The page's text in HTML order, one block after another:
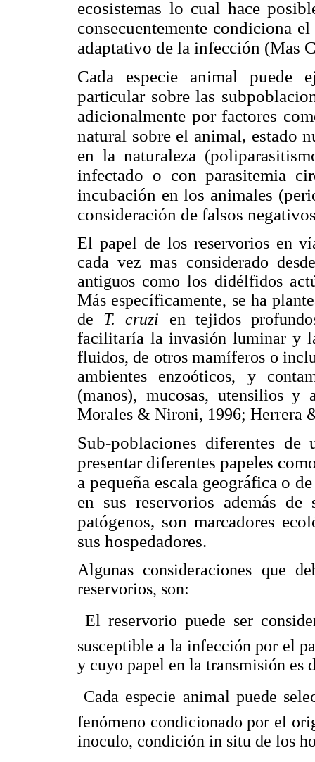
ecosistemas lo cual hace
consecuentemente condiciona
adaptativo de la infección (Mas
Cada especie animal puede
particular sobre las
adicionalmente por factores
natural sobre el animal, estado
en la naturaleza
infectado o con parasitemia
incubación en los animales
consideración de falsos
El papel de los reservorios en
cada vez mas considerado
antiguos como los didélfidos
Más específicamente, se ha
de T. cruzi en tejidos
facilitaría la invasión luminar y
fluidos, de otros mamíferos o
ambientes enzoóticos, y
(manos), mucosas, utensilios y
Morales & Nironi, 1996; Herrera
Sub-poblaciones diferentes de
presentar diferentes papeles
a pequeña escala geográfica o
en sus reservorios además de
patógenos, son marcadores
sus hospedadores.
Algunas consideraciones que
reservorios, son:
 El reservorio puede ser
susceptible a la infección por el
y cuyo papel en la transmisión
 Cada especie animal puede
fenómeno condicionado por el
inoculo, condición in situ de los